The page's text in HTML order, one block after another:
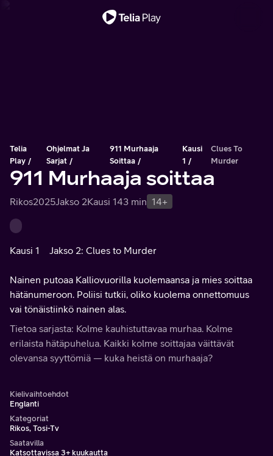
Telia
Play
Ohjelmat Ja
Sarjat
911 Murhaaja
Soittaa
Kausi
1
Clues To
Murder
911 Murhaaja soittaa
Rikos2025Jakso 2Kausi 143 min 14+
Kausi 1 Jakso 2: Clues to Murder
Nainen putoaa Kalliovuorilla kuolemaansa ja mies soittaa
hätänumeroon. Poliisi tutkii, oliko kuolema onnettomuus
vai tönäistiinkö nainen alas.
Tietoa sarjasta: Kolme kauhistuttavaa murhaa. Kolme
erilaista hätäpuhelua. Kaikki kolme soittajaa väittävät
olevansa syyttömiä — kuka heistä on murhaaja?
Kielivaihtoehdot
Englanti
Kategoriat
Rikos, Tosi-Tv
Saatavilla
Katsottavissa 3+ kuukautta